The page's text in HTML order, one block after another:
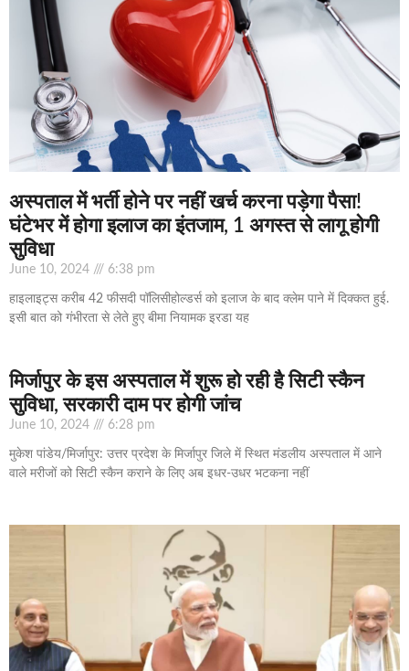
अस्‍पताल में भर्ती होने पर नहीं खर्च करना पड़ेगा पैसा!
घंटेभर में होगा इलाज का इंतजाम, 1 अगस्‍त से लागू होगी
सुविधा
June 10, 2024 6:38 pm
हाइलाइट्स करीब 42 फीसदी पॉलिसीहोल्‍डर्स को इलाज के बाद क्‍लेम पाने में दिक्‍कत हुई.
इसी बात को गंभीरता से लेते हुए बीमा नियामक इरडा यह
मिर्जापुर के इस अस्पताल में शुरू हो रही है सिटी स्कैन
सुविधा, सरकारी दाम पर होगी जांच
June 10, 2024 6:28 pm
मुकेश पांडेय/मिर्जापुर: उत्तर प्रदेश के मिर्जापुर जिले में स्थित मंडलीय अस्पताल में आने
वाले मरीजों को सिटी स्कैन कराने के लिए अब इधर-उधर भटकना नहीं